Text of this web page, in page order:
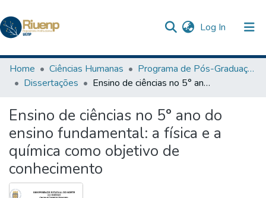
Log In (current)
Communities & Collections
Browse DSpace
Statistics
Home Ciências Humanas
Programa de Pós-Graduação em Ensino
Dissertações
Ensino de ciências no 5° ano do ensino fundamental: a física e a química como objetivo de conhecimento
Ensino de ciências no 5° ano do
ensino fundamental: a física e a
química como objetivo de
conhecimento